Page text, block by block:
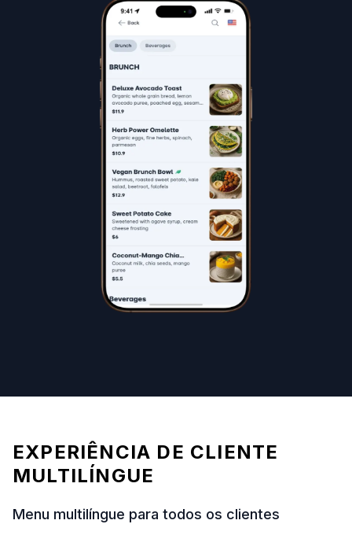
EXPERIÊNCIA DE CLIENTE
MULTILÍNGUE
Menu multilíngue para todos os clientes